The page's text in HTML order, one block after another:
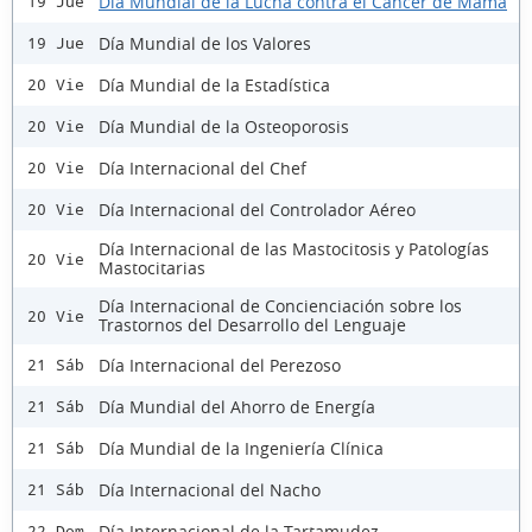
19 Jue Día Mundial de los Valores
20 Vie Día Mundial de la Estadística
20 Vie Día Mundial de la Osteoporosis
20 Vie Día Internacional del Chef
20 Vie Día Internacional del Controlador Aéreo
20 Vie
Día Internacional de las Mastocitosis y Patologías
Mastocitarias
20 Vie
Día Internacional de Concienciación sobre los
Trastornos del Desarrollo del Lenguaje
21 Sáb Día Internacional del Perezoso
21 Sáb Día Mundial del Ahorro de Energía
21 Sáb Día Mundial de la Ingeniería Clínica
21 Sáb Día Internacional del Nacho